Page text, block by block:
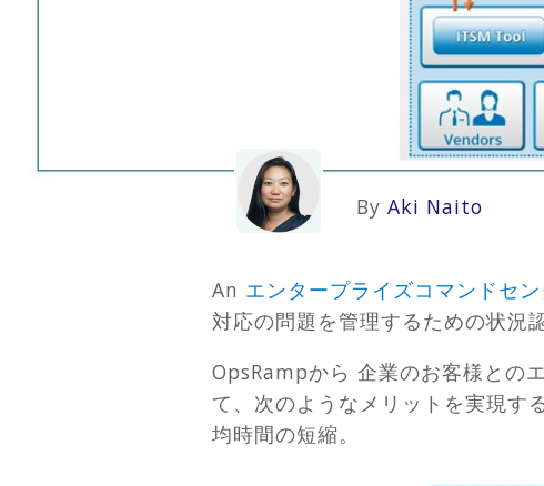
By Aki Naito
An エンタープライズコマンドセ
対応の問題を管理するための状況
OpsRampから 企業のお客様との
て、次のようなメリットを実現す
均時間の短縮。